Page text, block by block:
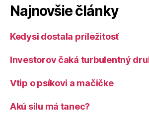
Najnovšie články
Kedysi dostala príležitosť
Investorov čaká turbulentný
Vtip o psíkovi a mačičke
Akú silu má tanec?